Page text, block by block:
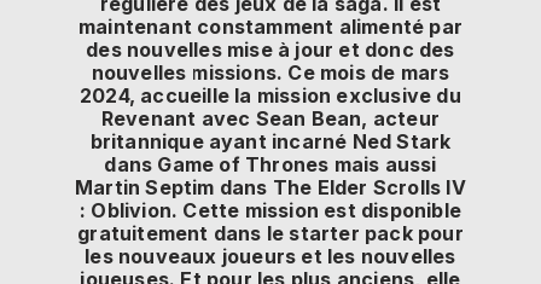
maintenant constamment alimenté par
des nouvelles mise à jour et donc des
nouvelles missions. Ce mois de mars
2024, accueille la mission exclusive du
Revenant avec Sean Bean, acteur
britannique ayant incarné Ned Stark
dans Game of Thrones mais aussi
Martin Septim dans The Elder Scrolls IV
: Oblivion. Cette mission est disponible
gratuitement dans le starter pack pour
les nouveaux joueurs et les nouvelles